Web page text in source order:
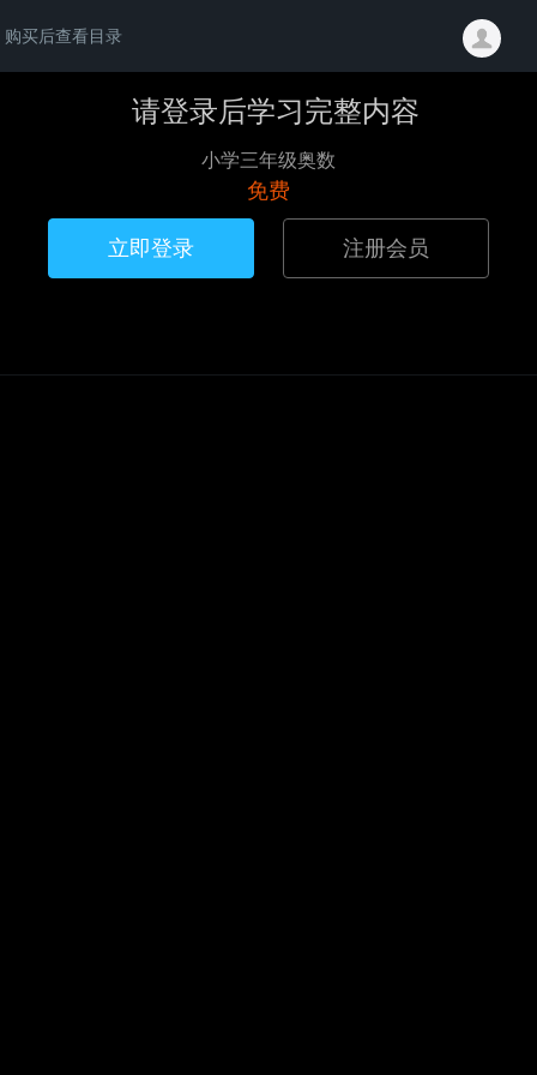
购买后查看目录
请登录后学习完整内容
小学三年级奥数
免费
立即登录 注册会员